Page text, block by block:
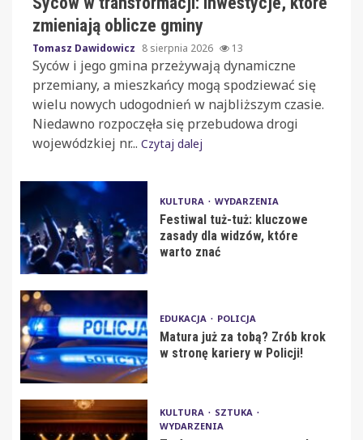
zmieniają oblicze gminy
Tomasz Dawidowicz 8 sierpnia 2026 13
Syców i jego gmina przeżywają dynamiczne
przemiany, a mieszkańcy mogą spodziewać się
wielu nowych udogodnień w najbliższym czasie.
Niedawno rozpoczęła się przebudowa drogi
wojewódzkiej nr... Czytaj dalej
KULTURA WYDARZENIA
Festiwal tuż-tuż: kluczowe
zasady dla widzów, które
warto znać
EDUKACJA POLICJA
Matura już za tobą? Zrób krok
w stronę kariery w Policji!
KULTURA
SZTUKA
WYDARZENIA